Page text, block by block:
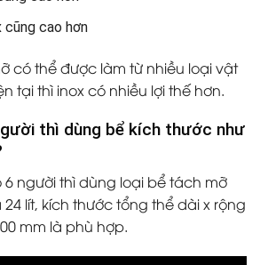
cao hơn
có thể được làm từ nhiều loại vật
tại thì inox có nhiều lợi thế hơn.
thì dùng bể kích thước như
người thì dùng loại bể tách mỡ
lít, kích thước tổng thể dài x rộng
mm là phù hợp.